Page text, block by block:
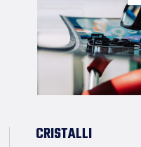
CRISTALLI